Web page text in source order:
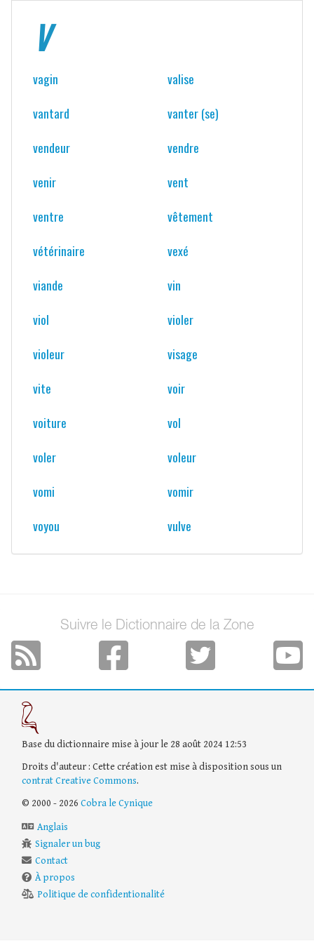
V
vagin
valise
vantard
vanter (se)
vendeur
vendre
venir
vent
ventre
vêtement
vétérinaire
vexé
viande
vin
viol
violer
violeur
visage
vite
voir
voiture
vol
voler
voleur
vomi
vomir
voyou
vulve
Suivre le Dictionnaire de la Zone
Base du dictionnaire mise à jour le 28 août 2024 12:53
Droits d'auteur : Cette création est mise à disposition sous un
contrat Creative Commons.
© 2000 - 2026 Cobra le Cynique
Anglais
Signaler un bug
Contact
À propos
Politique de confidentionalité